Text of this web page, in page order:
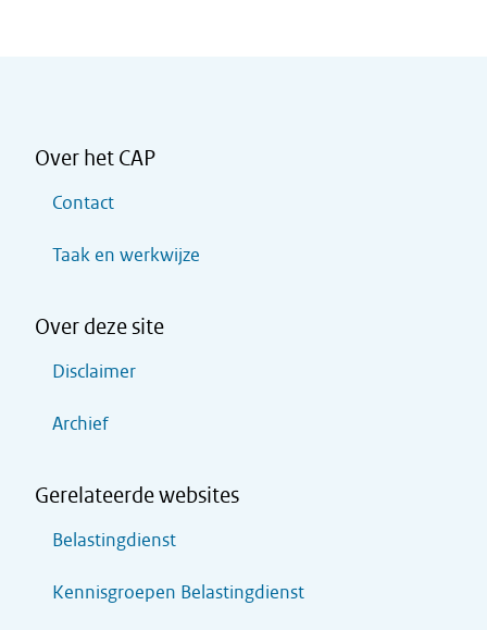
Over het CAP
Contact
Taak en werkwijze
Over deze site
Disclaimer
Archief
Gerelateerde websites
Belastingdienst
Kennisgroepen Belastingdienst